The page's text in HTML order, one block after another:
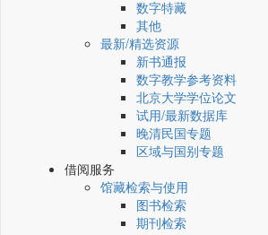
数字特藏
其他
最新/精选资源
新书通报
数字教学参考资料
北京大学学位论文
试用/最新数据库
晚清民国专题
区域与国别专题
借阅服务
馆藏检索与使用
图书检索
期刊检索